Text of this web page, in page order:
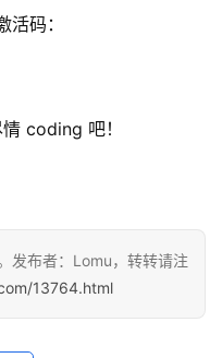
码：
coding 吧！
发布者：Lomu，转转请注
13764.html